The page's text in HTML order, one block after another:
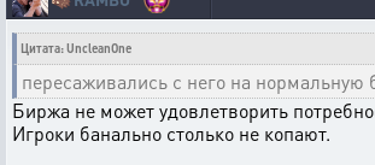
Цитата: UncleanOne
пересаживались с него на нормальную
Биржа не может удовлетворить
Игроки банально столько не копают.